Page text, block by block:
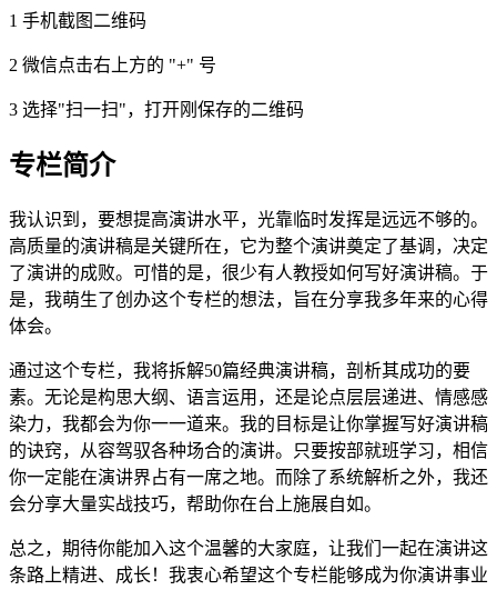
1 手机截图二维码
2 微信点击右上方的 "+" 号
3 选择"扫一扫"，打开刚保存的二维码
专栏简介
我认识到，要想提高演讲水平，光靠临时发挥是远远不够的。
高质量的演讲稿是关键所在，它为整个演讲奠定了基调，决定
了演讲的成败。可惜的是，很少有人教授如何写好演讲稿。于
是，我萌生了创办这个专栏的想法，旨在分享我多年来的心得
体会。
通过这个专栏，我将拆解50篇经典演讲稿，剖析其成功的要
素。无论是构思大纲、语言运用，还是论点层层递进、情感感
染力，我都会为你一一道来。我的目标是让你掌握写好演讲稿
的诀窍，从容驾驭各种场合的演讲。只要按部就班学习，相信
你一定能在演讲界占有一席之地。而除了系统解析之外，我还
会分享大量实战技巧，帮助你在台上施展自如。
总之，期待你能加入这个温馨的大家庭，让我们一起在演讲这
条路上精进、成长！我衷心希望这个专栏能够成为你演讲事业